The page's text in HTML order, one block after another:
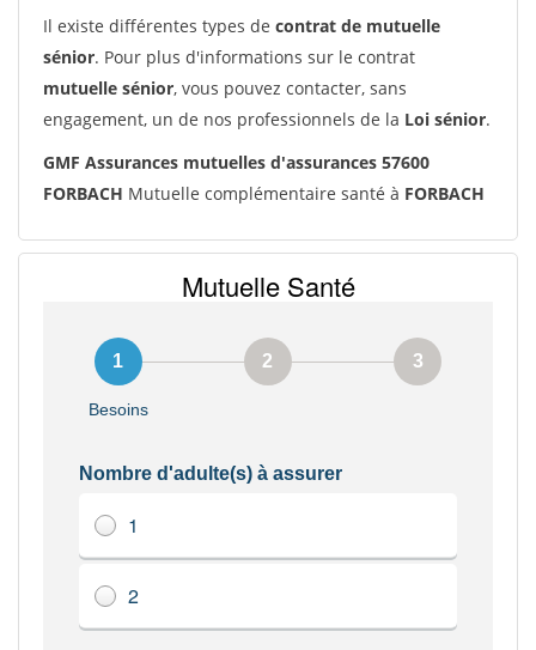
Il existe différentes types de contrat de mutuelle
sénior. Pour plus d'informations sur le contrat
mutuelle sénior, vous pouvez contacter, sans
engagement, un de nos professionnels de la Loi sénior.
GMF Assurances mutuelles d'assurances 57600
FORBACH Mutuelle complémentaire santé à FORBACH